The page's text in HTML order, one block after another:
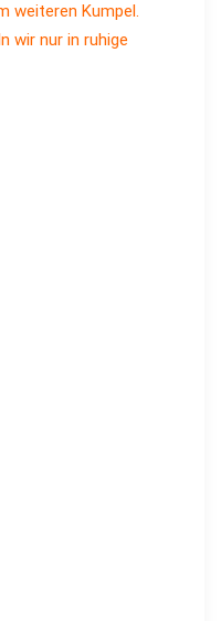
weiteren Kumpel.
wir nur in ruhige